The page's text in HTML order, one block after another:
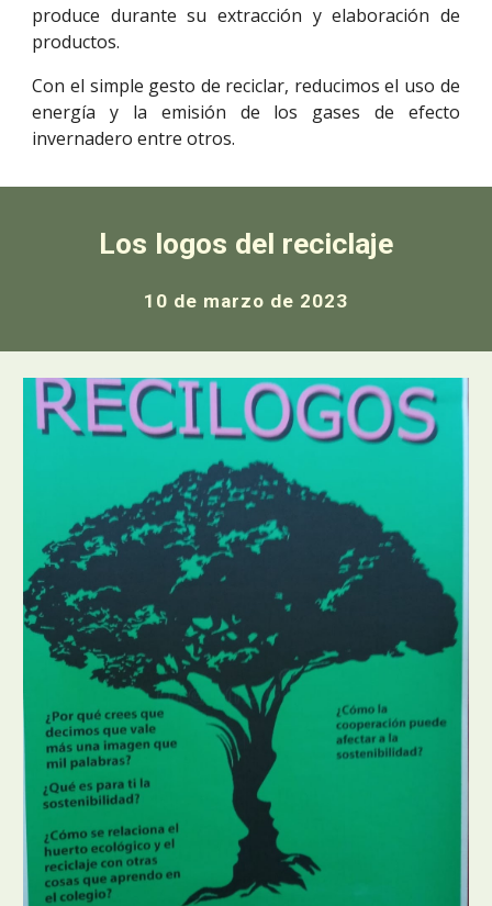
produce durante su extracción y elaboración de
productos.
Con el simple gesto de reciclar, reducimos el uso de
energía y la emisión de los gases de efecto
invernadero entre otros.
Los logos del reciclaje
10 de marzo de 2023